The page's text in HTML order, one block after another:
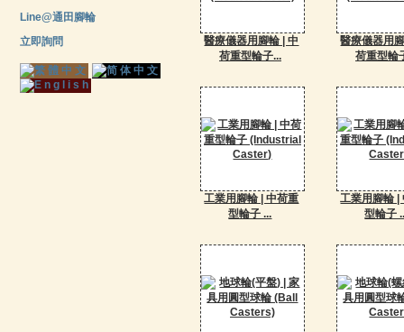
Line@通田腳輪
立即詢問
醫療儀器用腳輪 | 中
荷重型輪子...
醫療儀器用
荷重型輪
工業用腳輪 | 中荷重
型輪子 ...
工業用腳輪 |
型輪子